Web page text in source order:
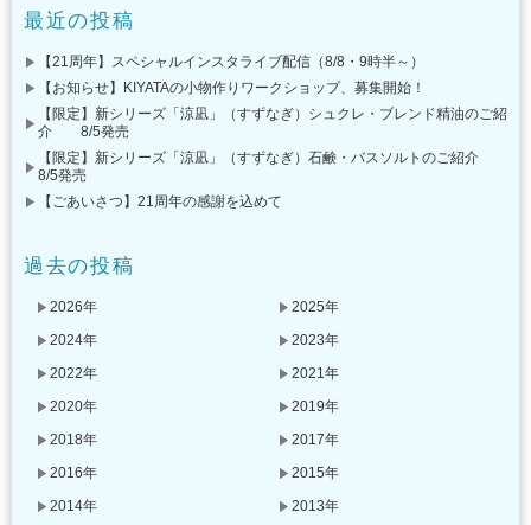
最近の投稿
【21周年】スペシャルインスタライブ配信（8/8・9時半～）
【お知らせ】KIYATAの小物作りワークショップ、募集開始！
【限定】新シリーズ「涼凪」（すずなぎ）シュクレ・ブレンド精油のご紹
介 8/5発売
【限定】新シリーズ「涼凪」（すずなぎ）石鹸・バスソルトのご紹介
8/5発売
【ごあいさつ】21周年の感謝を込めて
過去の投稿
2026年
2025年
2024年
2023年
2022年
2021年
2020年
2019年
2018年
2017年
2016年
2015年
2014年
2013年